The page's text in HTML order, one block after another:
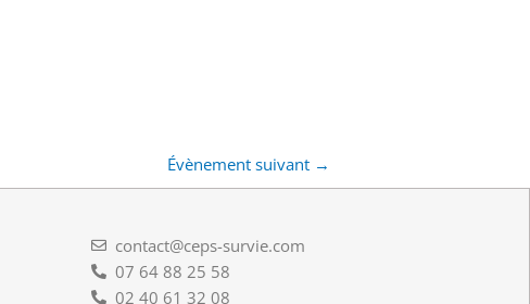
Évènement suivant →
contact@ceps-survie.com
07 64 88 25 58
02 40 61 32 08